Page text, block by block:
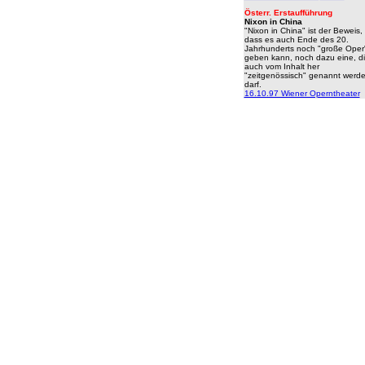
Österr. Erstaufführung
Nixon in China
"Nixon in China" ist der Beweis,
dass es auch Ende des 20.
Jahrhunderts noch "große
geben kann, noch dazu eine,
auch vom Inhalt her
"zeitgenössisch" genannt
darf.
16.10.97 Wiener Operntheater